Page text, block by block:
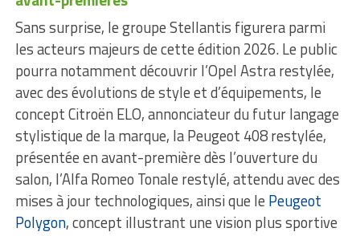
Sans surprise, le groupe Stellantis figurera parmi
les acteurs majeurs de cette édition 2026. Le public
pourra notamment découvrir l’Opel Astra restylée,
avec des évolutions de style et d’équipements, le
concept Citroën ELO, annonciateur du futur langage
stylistique de la marque, la Peugeot 408 restylée,
présentée en avant-première dès l’ouverture du
salon, l’Alfa Romeo Tonale restylé, attendu avec des
mises à jour technologiques, ainsi que le Peugeot
Polygon, concept illustrant une vision plus sportive